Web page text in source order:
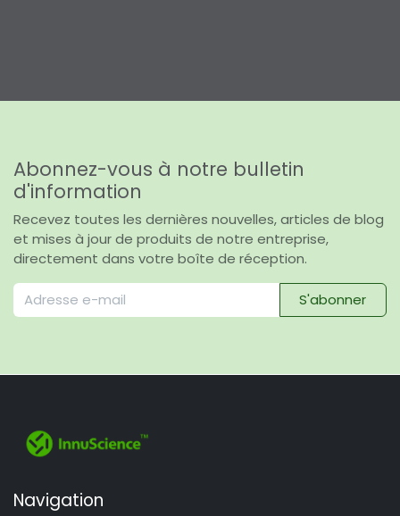
Abonnez-vous à notre bulletin
d'information
Recevez toutes les dernières nouvelles, articles de blog
et mises à jour de produits de notre entreprise,
directement dans votre boîte de réception.
S'abonner
Navigation